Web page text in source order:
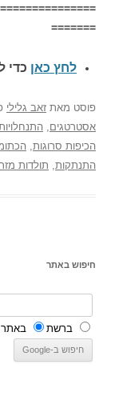
=======
לחץ כאן כדי
פוסט מאת זאב גלילי
אסטרטגים
הכיפות סרוגות
התנתקות
תולדות
חיפוש באתר
ברשת באתר